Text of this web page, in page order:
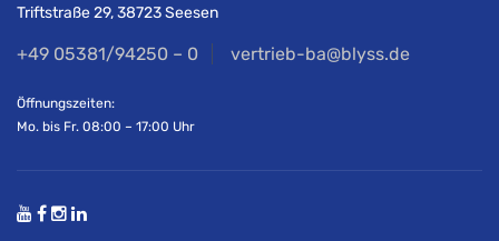
Triftstraße 29, 38723 Seesen
+49 05381/94250 – 0 vertrieb-ba@blyss.de
Öffnungszeiten:
Mo. bis Fr. 08:00 – 17:00 Uhr